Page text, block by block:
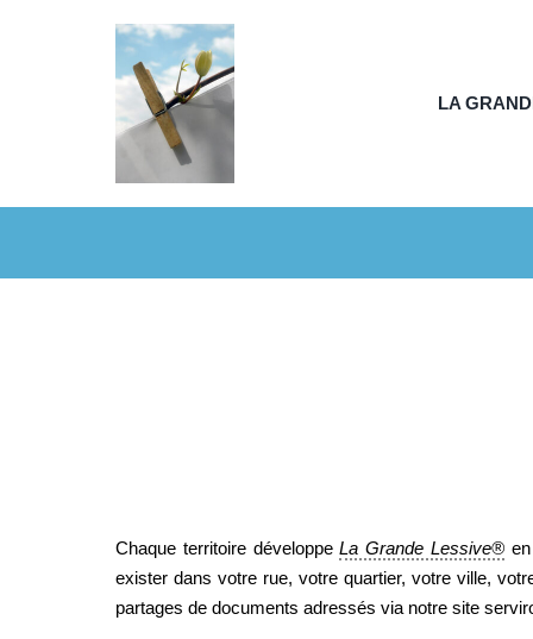
LA
Chaque territoire développeLa Grande Lessive®en
exister dans votre rue, votre quartier, votre ville,
partages de documents adressés via notre site